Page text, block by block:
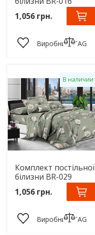
1,056 грн.
Виробник: TAG
В наличии
Комплект постільної
білизни BR-029
1,056 грн.
Виробник: TAG